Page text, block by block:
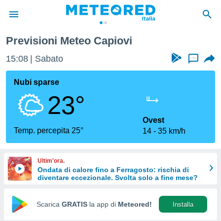
di
per
le
di
Web
Previsioni Meteo Capiovi
15:08 Sabato ...
Nubi sparse
23°
Temp. percepita 25°
Ovest
14
35 km/h
Ultim'ora.
Ondata di calore fino a Ferragosto: rischia di
diventare eccezionale. Svolta solo a fine mese?
Scarica GRATIS la app di Meteored! Installa